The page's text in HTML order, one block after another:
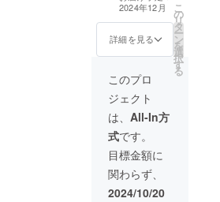
ていただきま
す。 「限定動画
分〜1時間ほどの
動画になる予定
いたメールアド
レスにて限定
URLを共有させ
ていただきま
す。
午後(詳しい開始
時間は未定です)
・場所：東京都
境駅から徒歩1分
の会場」 ・いた
だいたメールア
ドレスにて詳細
をご案内いたし
ます 。 ・交通費
や滞在費は各自
でご負担くださ
い。 「限定動画
の配布」 ・30
分〜1時間ほどの
2024年12月
詳細を見る
こ
の
リ
タ
ー
ン
を
選
択
す
る
このプロ
ジェクト
は、 All-In方
式です。
目標金額に
関わらず、
2024/10/20